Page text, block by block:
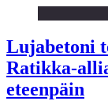
Lujabetoni
Ratikka-
eteenpäin